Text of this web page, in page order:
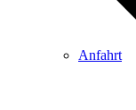
Anfahrt